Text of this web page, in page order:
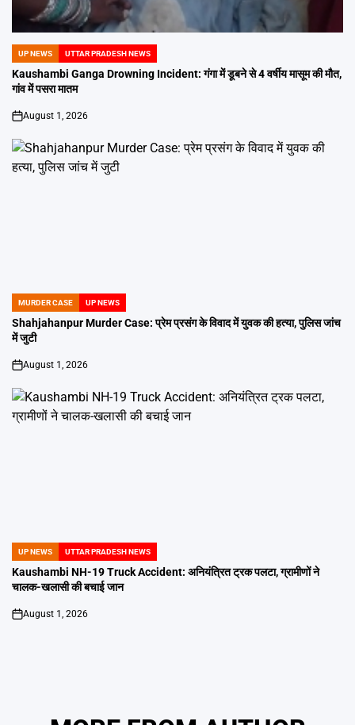
POSTED
IN
UP NEWS UTTAR PRADESH NEWS
Kaushambi Ganga Drowning Incident: गंगा में डूबने से 4 वर्षीय मासूम की मौत,
गांव में पसरा मातम
on
August 1, 2026
POSTED
IN
MURDER CASE UP NEWS
Shahjahanpur Murder Case: प्रेम प्रसंग के विवाद में युवक की हत्या, पुलिस जांच
में जुटी
on
August 1, 2026
POSTED
IN
UP NEWS UTTAR PRADESH NEWS
Kaushambi NH-19 Truck Accident: अनियंत्रित ट्रक पलटा, ग्रामीणों ने
चालक-खलासी की बचाई जान
on
August 1, 2026